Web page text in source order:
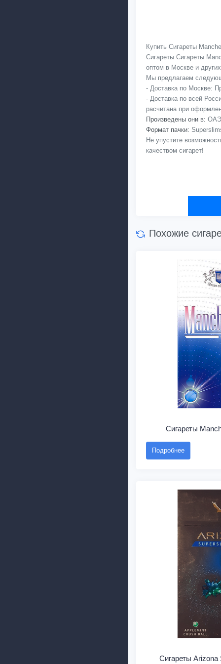
Купить Сигареты
Сигареты Сигареты
оптом в Москве и
Мы предлагаем
- Доставка по Москве:
- Доставка по всей
расчитана при
Произведены они в:
Формат пачки:
Не упустите
качеством сигарет!
Похожие
Сигареты
Подробнее
Сигареты